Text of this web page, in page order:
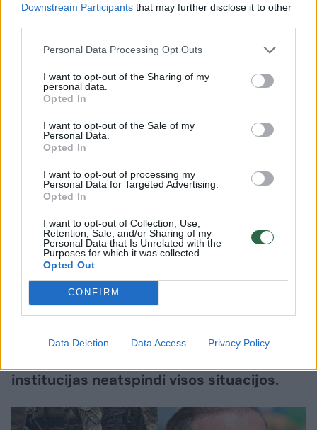
Downstream Participants that may further disclose it to other
Personal Data Processing Opt Outs
I want to opt-out of the Sharing of my
personal data.
Opted In
I want to opt-out of the Sale of my
Personal Data.
Opted In
I want to opt-out of processing my
Personal Data for Targeted Advertising.
Opted In
I want to opt-out of Collection, Use,
Retention, Sale, and/or Sharing of my
Personal Data that Is Unrelated with the
Purposes for which it was collected.
Opted Out
CONFIRM
Data Deletion Data Access Privacy Policy
Karys prabilo apie galimus
teiginiai neatspindi tikrovės (9)
Lrytas.lt
Buvęs kariuomenės Karo prievolės ir
komplektavimo tarnybos (KPKT)
direktoriaus pavaduotojas Audrius
Beinoras teigia, kad krašto apsaugos
ministro Roberto Kauno viešai išsakyti
institucijas neatspindi visos situacijos.